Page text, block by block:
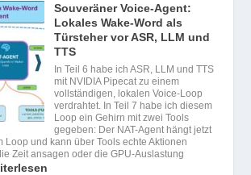
Souveräner Voice-Agent:
Lokales Wake-Word als
Türsteher vor ASR, LLM und
TTS
In Teil 6 habe ich ASR, LLM und TTS
mit NVIDIA Pipecat zu einem
vollständigen, lokalen Voice-Loop
verdrahtet. In Teil 7 habe ich diesem
Loop ein Gehirn mit zwei Tools
gegeben: Der NAT-Agent hängt jetzt
Loop und kann über Tools echte Aktionen
Zeit ansagen oder die GPU-Auslastung